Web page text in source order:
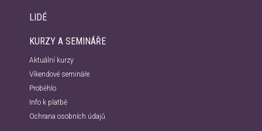
LIDÉ
KURZY A SEMINÁŘE
Aktuální kurzy
Víkendové semináře
Proběhlo
Info k platbě
Ochrana osobních údajů